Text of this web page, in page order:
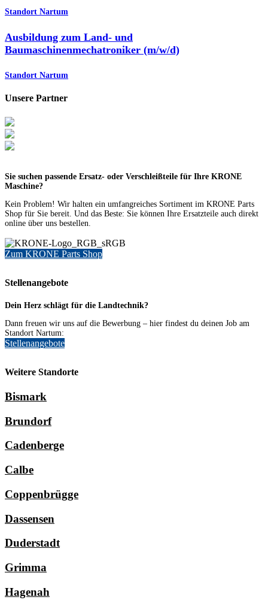
Standort Nartum
Ausbildung zum Land- und
Baumaschinenmechatroniker (m/w/d)
Standort Nartum
Unsere Partner
Sie suchen passende Ersatz- oder Verschleißteile für Ihre KRONE
Maschine?
Kein Problem! Wir halten ein umfangreiches Sortiment im KRONE Parts
Shop für Sie bereit. Und das Beste: Sie können Ihre Ersatzteile auch direkt
online über uns bestellen.
Zum KRONE Parts Shop
Stellenangebote
Dein Herz schlägt für die Landtechnik?
Dann freuen wir uns auf die Bewerbung – hier findest du deinen Job am
Standort Nartum:
Stellenangebote
Weitere Standorte
Bismark
Brundorf
Cadenberge
Calbe
Coppenbrügge
Dassensen
Duderstadt
Grimma
Hagenah